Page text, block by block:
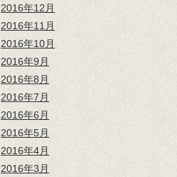
2016年12月
2016年11月
2016年10月
2016年9月
2016年8月
2016年7月
2016年6月
2016年5月
2016年4月
2016年3月